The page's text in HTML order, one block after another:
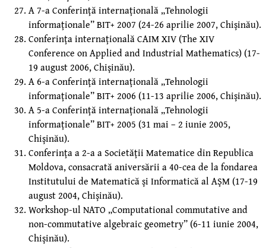
A 7-a Conferinţă internaţională „Tehnologii
informaţionale” BIT+ 2007 (24-26 aprilie 2007, Chişinău).
Conferinţa internaţională CAIM XIV (The XIV
Conference on Applied and Industrial Mathematics) (17-
19 august 2006, Chişinău).
A 6-a Conferinţă internaţională „Tehnologii
informaţionale” BIT+ 2006 (11-13 aprilie 2006, Chişinău).
A 5-a Conferinţă internaţională „Tehnologii
informaţionale” BIT+ 2005 (31 mai – 2 iunie 2005,
Chişinău).
Conferinţa a 2-a a Societăţii Matematice din Republica
Moldova, consacrată aniversării a 40-cea de la fondarea
Institutului de Matematică şi Informatică al AŞM (17-19
august 2004, Chişinău).
Workshop-ul NATO „Computational commutative and
non-commutative algebraic geometry” (6-11 iunie 2004,
Chişinău).